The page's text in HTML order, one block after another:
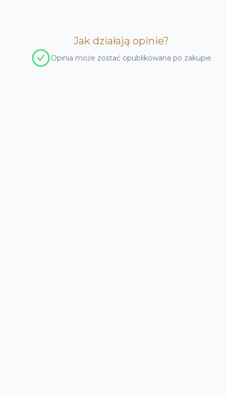
Jak działają opinie?
Opinia może zostać opublikowana po zakupie